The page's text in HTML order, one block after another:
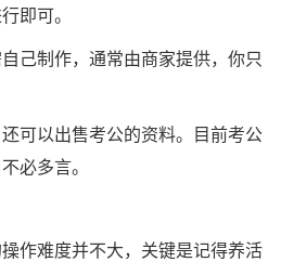
即可。
制作，通常由商家提供，你只
以出售考公的资料。目前考公
必多言。
难度并不大，关键是记得养活